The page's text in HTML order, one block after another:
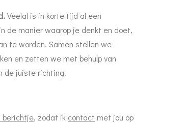
Veelal is in korte tijd al een
de manier waarop je denkt en doet,
te worden. Samen stellen we
en zetten we met behulp van
de juiste richting.
berichtje, zodat ik contact met jou op